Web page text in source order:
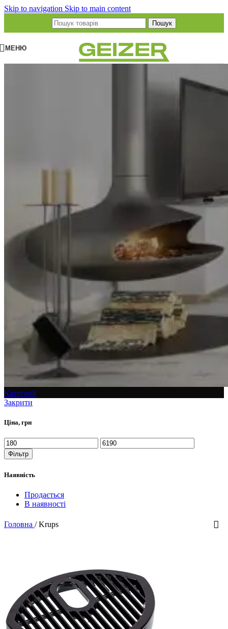
Skip to navigation Skip to main content
Пошук
МЕНЮ
Категорії
Закрити
Ціна, грн
Фільтр
Наявність
Продається
В наявності
Головна / Krups